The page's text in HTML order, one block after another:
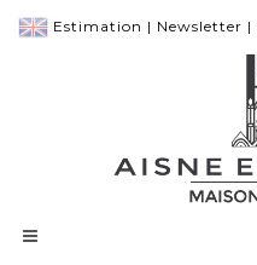
Estimation | Newsletter |